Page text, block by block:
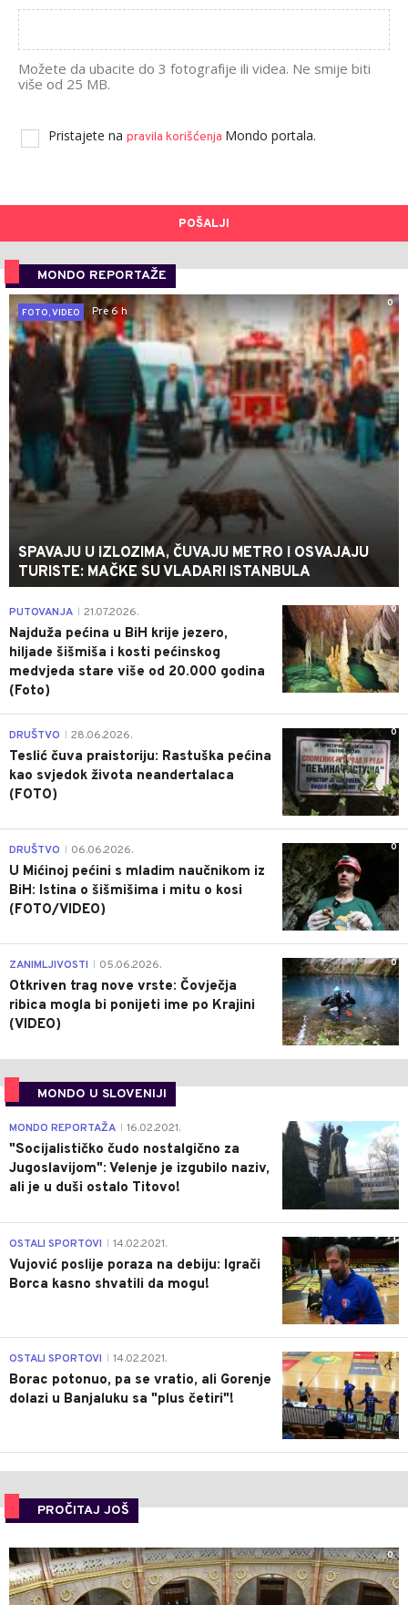
Možete da ubacite do 3 fotografije ili videa. Ne smije biti
više od 25 MB.
Pristajete na pravila korišćenja Mondo portala.
POŠALJI
MONDO REPORTAŽE
0
FOTO, VIDEO
Pre 6 h
SPAVAJU U IZLOZIMA, ČUVAJU METRO I OSVAJAJU
TURISTE: MAČKE SU VLADARI ISTANBULA
0
PUTOVANJA 21.07.2026.
Najduža pećina u BiH krije jezero,
hiljade šišmiša i kosti pećinskog
medvjeda stare više od 20.000 godina
(Foto)
0
DRUŠTVO 28.06.2026.
Teslić čuva praistoriju: Rastuška pećina
kao svjedok života neandertalaca
(FOTO)
0
DRUŠTVO 06.06.2026.
U Mićinoj pećini s mladim naučnikom iz
BiH: Istina o šišmišima i mitu o kosi
(FOTO/VIDEO)
0
ZANIMLJIVOSTI 05.06.2026.
Otkriven trag nove vrste: Čovječja
ribica mogla bi ponijeti ime po Krajini
(VIDEO)
MONDO U SLOVENIJI
4
MONDO REPORTAŽA 16.02.2021.
"Socijalističko čudo nostalgično za
Jugoslavijom": Velenje je izgubilo naziv,
ali je u duši ostalo Titovo!
1
OSTALI SPORTOVI 14.02.2021.
Vujović poslije poraza na debiju: Igrači
Borca kasno shvatili da mogu!
3
OSTALI SPORTOVI 14.02.2021.
Borac potonuo, pa se vratio, ali Gorenje
dolazi u Banjaluku sa "plus četiri"!
PROČITAJ JOŠ
0